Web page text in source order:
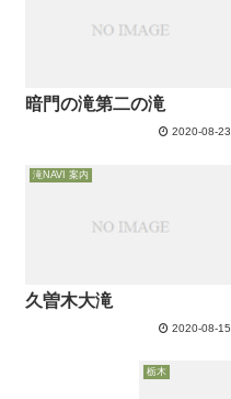
暗門の滝第二の滝
2020-08-23
滝NAVI 案内
久曽木大滝
2020-08-15
栃木